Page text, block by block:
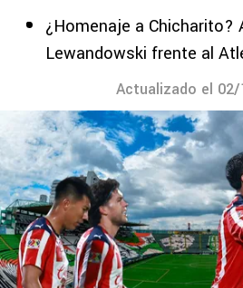
¿Homenaje a Chicharito?
Lewandowski frente al
Actualizado el